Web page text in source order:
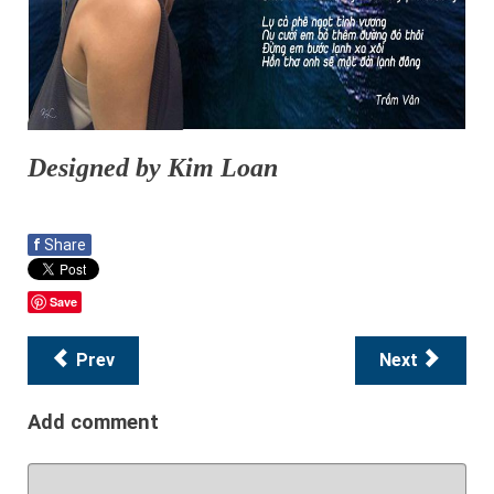
Designed by Kim Loan
f Share
Save
Prev Next
Add comment